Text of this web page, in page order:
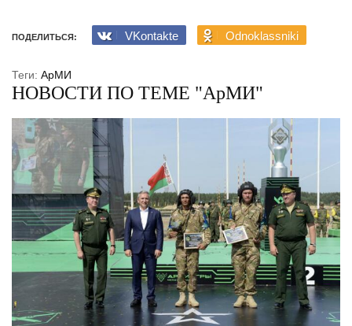
ПОДЕЛИТЬСЯ: VKontakte Odnoklassniki
Теги: АрМИ
НОВОСТИ ПО ТЕМЕ "АрМИ"